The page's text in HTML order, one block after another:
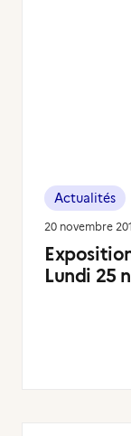
Actualités
20 novembre
Lundi 25